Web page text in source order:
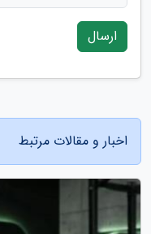
ارسال
اخبار و مقالات مرتبط